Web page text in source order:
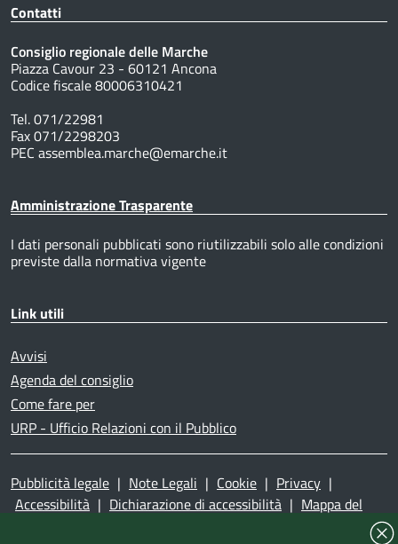
Contatti
Consiglio regionale delle Marche
Piazza Cavour 23 - 60121 Ancona
Codice fiscale 80006310421
Tel. 071/22981
Fax 071/2298203
PEC assemblea.marche@emarche.it
Amministrazione Trasparente
I dati personali pubblicati sono riutilizzabili solo alle condizioni
previste dalla normativa vigente
Link utili
Avvisi
Agenda del consiglio
Come fare per
URP - Ufficio Relazioni con il Pubblico
Pubblicità legale | Note Legali | Cookie | Privacy |
Accessibilità | Dichiarazione di accessibilità | Mappa del